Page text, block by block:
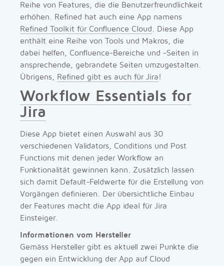
Reihe von Features, die die Benutzerfreundlichkeit
erhöhen. Refined hat auch eine App namens
Refined Toolkit für Confluence Cloud. Diese App
enthält eine Reihe von Tools und Makros, die
dabei helfen, Confluence-Bereiche und -Seiten in
ansprechende, gebrandete Seiten umzugestalten.
Übrigens, Refined gibt es auch für Jira!
Workflow Essentials for
Jira
Diese App bietet einen Auswahl aus 30
verschiedenen Validators, Conditions und Post
Functions mit denen jeder Workflow an
Funktionalität gewinnen kann. Zusätzlich lassen
sich damit Default-Feldwerte für die Erstellung von
Vorgängen definieren. Der übersichtliche Einbau
der Features macht die App ideal für Jira
Einsteiger.
Informationen vom Hersteller
Gemäss Hersteller gibt es aktuell zwei Punkte die
gegen ein Entwicklung der App auf Cloud